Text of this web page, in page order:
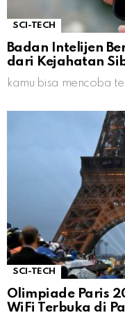
SCI-TECH
Badan Intelijen
dari Kejahatan
kamu bisa mencoba
SCI-TECH
Olimpiade Paris
WiFi Terbuka di